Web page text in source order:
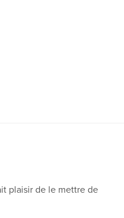
plaisir de le mettre de